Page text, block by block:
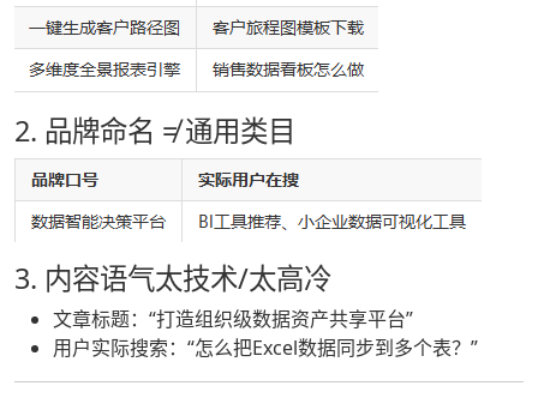
2. 品牌命名 ≠ 通用类目
3. 内容语气太技术/太高冷
文章标题：“打造组织级数据资产共享平台”
用户实际搜索：“怎么把Excel数据同步到多个表？”